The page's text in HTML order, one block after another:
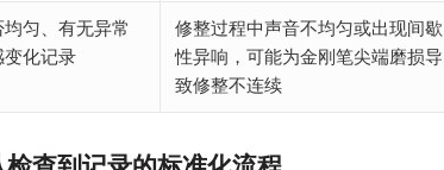
匀、有无异常
变化记录
修整过程中声音不均匀或出现间歇
性异响，可能为金刚笔尖端磨损导
致修整不连续